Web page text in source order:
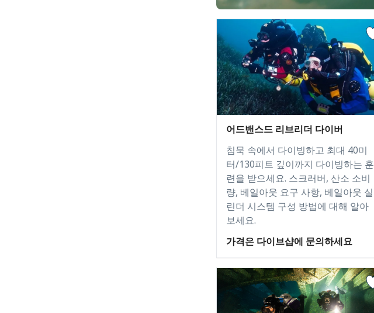
어드밴스드 리브리더 다이버
침묵 속에서 다이빙하고 최대 40미
터/130피트 깊이까지 다이빙하는 훈
련을 받으세요. 스크러버, 산소 소비
량, 베일아웃 요구 사항, 베일아웃 실
린더 시스템 구성 방법에 대해 알아
보세요.
가격은 다이브샵에 문의하세요